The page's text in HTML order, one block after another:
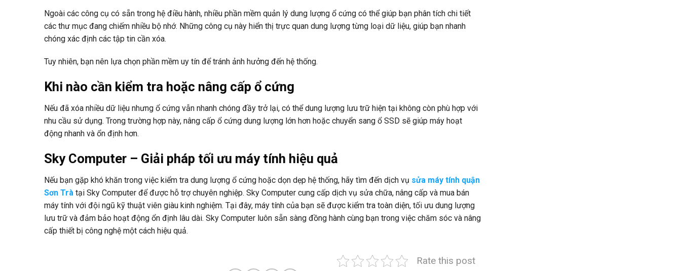
Ngoài các công cụ có sẵn trong hệ điều hành, nhiều phần mềm quản lý dung lượng ổ cứng có thể giúp bạn phân tích chi tiết
các thư mục đang chiếm nhiều bộ nhớ. Những công cụ này hiển thị trực quan dung lượng từng loại dữ liệu, giúp bạn nhanh
chóng xác định các tập tin cần xóa.
Tuy nhiên, bạn nên lựa chọn phần mềm uy tín để tránh ảnh hưởng đến hệ thống.
Khi nào cần kiểm tra hoặc nâng cấp ổ cứng
Nếu đã xóa nhiều dữ liệu nhưng ổ cứng vẫn nhanh chóng đầy trở lại, có thể dung lượng lưu trữ hiện tại không còn phù hợp với
nhu cầu sử dụng. Trong trường hợp này, nâng cấp ổ cứng dung lượng lớn hơn hoặc chuyển sang ổ SSD sẽ giúp máy hoạt
động nhanh và ổn định hơn.
Sky Computer – Giải pháp tối ưu máy tính hiệu quả
Nếu bạn gặp khó khăn trong việc kiểm tra dung lượng ổ cứng hoặc dọn dẹp hệ thống, hãy tìm đến dịch vụ sửa máy tính quận
Sơn Trà tại Sky Computer để được hỗ trợ chuyên nghiệp. Sky Computer cung cấp dịch vụ sửa chữa, nâng cấp và mua bán
máy tính với đội ngũ kỹ thuật viên giàu kinh nghiệm. Tại đây, máy tính của bạn sẽ được kiểm tra toàn diện, tối ưu dung lượng
lưu trữ và đảm bảo hoạt động ổn định lâu dài. Sky Computer luôn sẵn sàng đồng hành cùng bạn trong việc chăm sóc và nâng
cấp thiết bị công nghệ một cách hiệu quả.
Rate this post